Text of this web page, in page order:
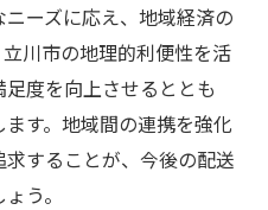
ーズに応え、地域経済の
川市の地理的利便性を活
度を向上させるととも
す。地域間の連携を強化
することが、今後の配送
う。